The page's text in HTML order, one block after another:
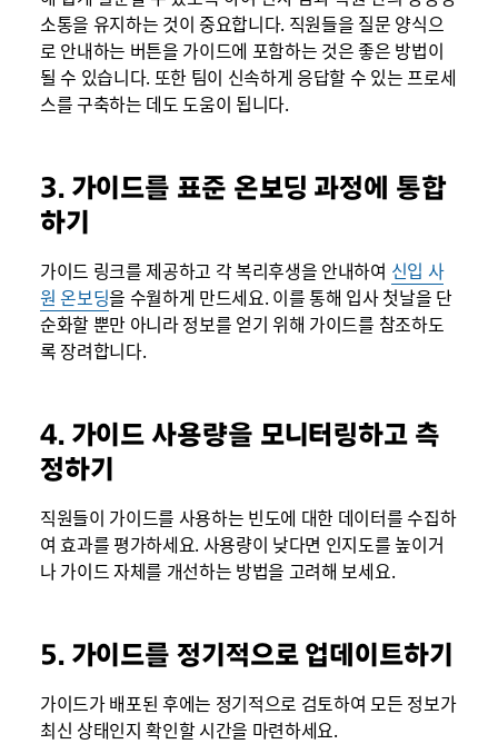
소통을 유지하는 것이 중요합니다. 직원들을 질문 양식으
로 안내하는 버튼을 가이드에 포함하는 것은 좋은 방법이
될 수 있습니다. 또한 팀이 신속하게 응답할 수 있는 프로세
스를 구축하는 데도 도움이 됩니다.
3. 가이드를 표준 온보딩 과정에 통합
하기
가이드 링크를 제공하고 각 복리후생을 안내하여 신입 사
원 온보딩을 수월하게 만드세요. 이를 통해 입사 첫날을 단
순화할 뿐만 아니라 정보를 얻기 위해 가이드를 참조하도
록 장려합니다.
4. 가이드 사용량을 모니터링하고 측
정하기
직원들이 가이드를 사용하는 빈도에 대한 데이터를 수집하
여 효과를 평가하세요. 사용량이 낮다면 인지도를 높이거
나 가이드 자체를 개선하는 방법을 고려해 보세요.
5. 가이드를 정기적으로 업데이트하기
가이드가 배포된 후에는 정기적으로 검토하여 모든 정보가
최신 상태인지 확인할 시간을 마련하세요.